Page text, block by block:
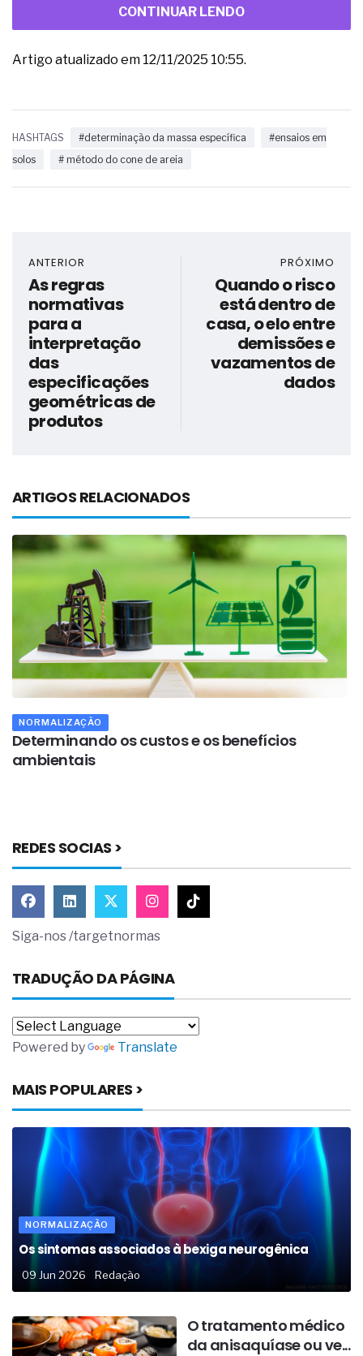
CONTINUAR LENDO
Artigo atualizado em 12/11/2025 10:55.
HASHTAGS #determinação da massa específica
#ensaios em
solos
# método do cone de areia
ANTERIOR
As regras
normativas
para a
interpretação
das
especificações
geométricas de
produtos
PRÓXIMO
Quando o risco
está dentro de
casa, o elo entre
demissões e
vazamentos de
dados
ARTIGOS RELACIONADOS
NORMALIZAÇÃO
Determinando os custos e os benefícios
ambientais
REDES SOCIAS >
Siga-nos /targetnormas
TRADUÇÃO DA PÁGINA
Powered by Translate
MAIS POPULARES >
NORMALIZAÇÃO
Os sintomas associados à bexiga neurogênica
09 Jun 2026 Redação
O tratamento médico
da anisaquíase ou ve...